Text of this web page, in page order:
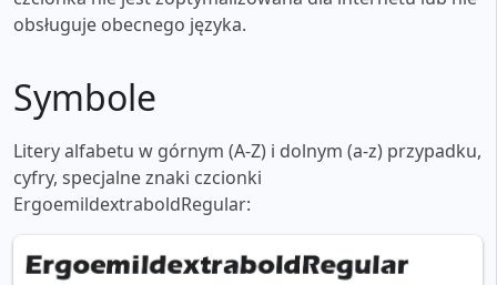
obsługuje obecnego języka.
Symbole
Litery alfabetu w górnym (A-Z) i dolnym (a-z) przypadku,
cyfry, specjalne znaki czcionki
ErgoemildextraboldRegular: